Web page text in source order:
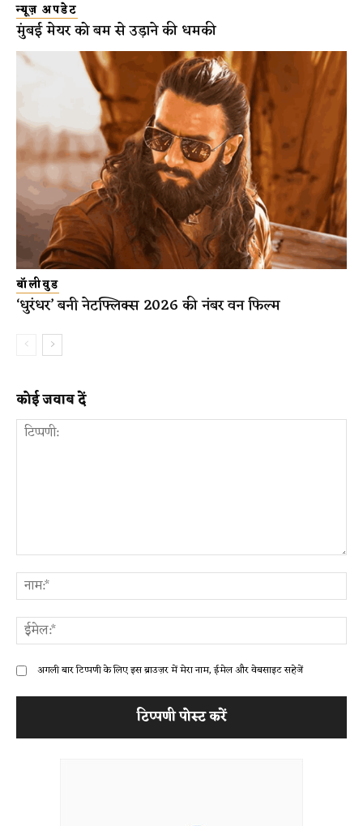
न्यूज़ अपडेट
मुंबई मेयर को बम से उड़ाने की धमकी
बॉलीवुड
‘धुरंधर’ बनी नेटफ्लिक्स 2026 की नंबर वन फिल्म
कोई जवाब दें
अगली बार टिप्पणी के लिए इस ब्राउज़र में मेरा नाम, ईमेल और वेबसाइट सहेजें